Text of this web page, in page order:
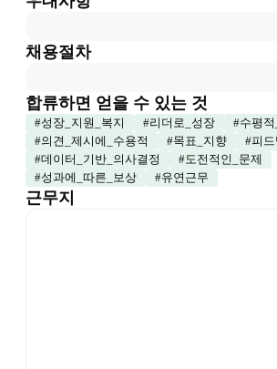
채용절차
합류하면 얻을 수 있는 것
#성장_지원_복지 #리더로_성장 #수평
#의견_제시에_수용적 #목표_지향 #피
#데이터_기반_의사결정 #도전적인_문제
#성과에_따른_보상 #유연근무
근무지